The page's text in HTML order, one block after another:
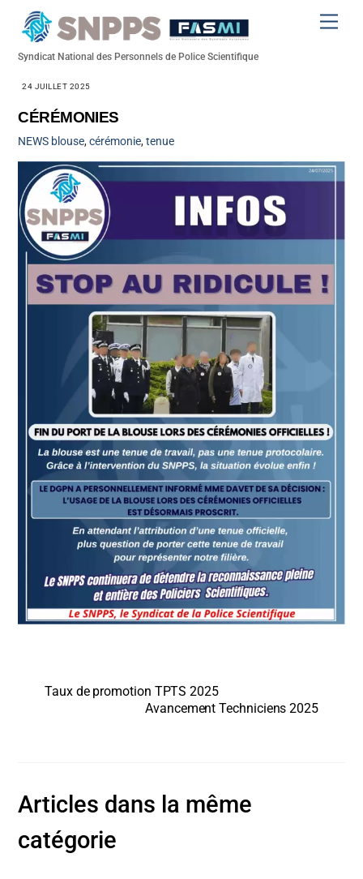
Syndicat National des Personnels de Police Scientifique
24 JUILLET 2025
CÉRÉMONIES
NEWS blouse,cérémonie,tenue
Taux de promotion TPTS 2025
Avancement Techniciens 2025
Articles dans la même
catégorie